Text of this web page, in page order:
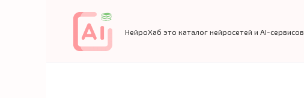
НейроХаб это каталог нейросетей и AI-сервисов.